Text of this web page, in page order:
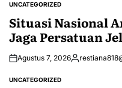
POSTED
IN
UNCATEGORIZED
Situasi Nasional
Jaga Persatuan
Agustus 7, 2026Posted
POSTED
UNCATEGORIZED